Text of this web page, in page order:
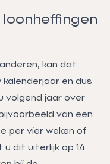
kan dat
en dus
volgend jaar over
van een
per vier weken of
dit uiterlijk op 14